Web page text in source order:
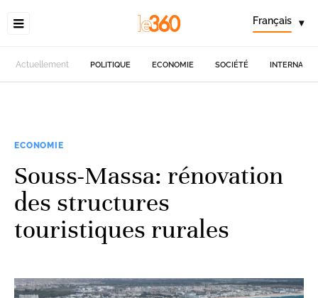
Français ▾
Actuellement POLITIQUE ECONOMIE SOCIÉTÉ
ECONOMIE
Souss-Massa: rénovation
des structures
touristiques rurales